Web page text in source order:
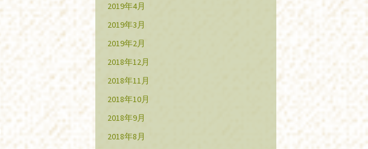
2019年4月
2019年3月
2019年2月
2018年12月
2018年11月
2018年10月
2018年9月
2018年8月